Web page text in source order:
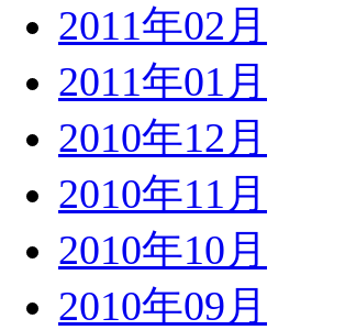
2011年02月
2011年01月
2010年12月
2010年11月
2010年10月
2010年09月